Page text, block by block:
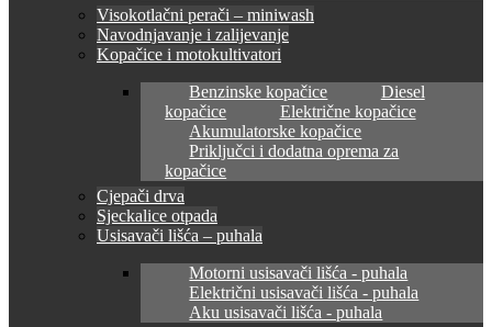
Visokotlačni perači – miniwash
Navodnjavanje i zalijevanje
Kopačice i motokultivatori
Benzinske kopačice
Diesel
kopačice
Električne kopačice
Akumulatorske kopačice
Priključci i dodatna oprema za
kopačice
Cjepači drva
Sjeckalice otpada
Usisavači lišća – puhala
Motorni usisavači lišća - puhala
Električni usisavači lišća - puhala
Aku usisavači lišća - puhala